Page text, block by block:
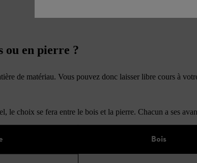
ou en pierre ?
de matériau. Vous pouvez donc laisser libre cours à
le choix se fera entre le bois et la pierre. Chacun a ses
Bois